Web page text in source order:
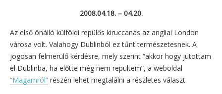
2008.04.18. – 04.20.
Az első önálló külföldi repülős kiruccanás az angliai London
városa volt. Valahogy Dublinból ez tűnt természetesnek. A
jogosan felmerülő kérdésre, mely szerint “akkor hogy jutottam
el Dublinba, ha előtte még nem repültem”, a weboldal
“Magamról” részén lehet megtalálni a részletes választ.